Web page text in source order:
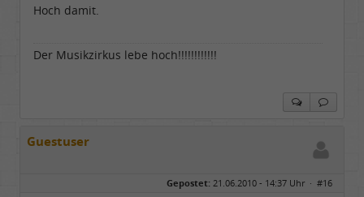
Beiträge:
17570
Hoch damit.
Der Musikzirkus lebe hoch!!!!!!!!!!!!
Guestuser
Gepostet: 21.06.2010 - 14:37 Uhr · #16